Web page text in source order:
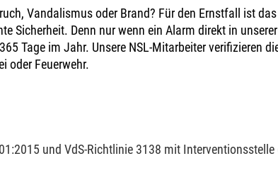
Vandalismus oder Brand? Für den Ernstfall ist
Sicherheit. Denn nur wenn ein Alarm direkt in
Tage im Jahr. Unsere NSL-Mitarbeiter verifizieren
oder Feuerwehr.
und VdS-Richtlinie 3138 mit